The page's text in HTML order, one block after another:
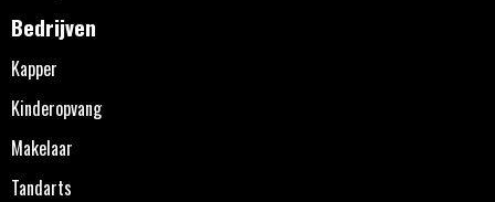
Bedrijven
Kapper
Kinderopvang
Makelaar
Tandarts